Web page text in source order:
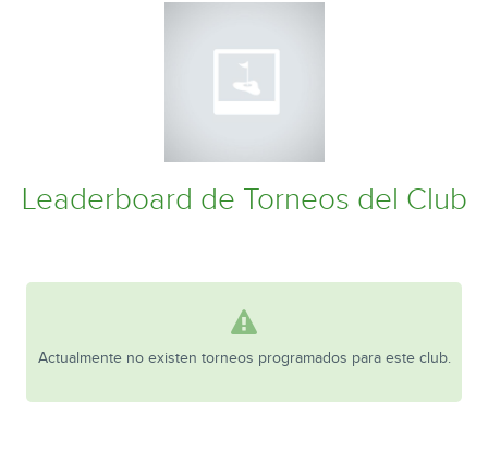
Leaderboard de Torneos del Club
Actualmente no existen torneos programados para este club.